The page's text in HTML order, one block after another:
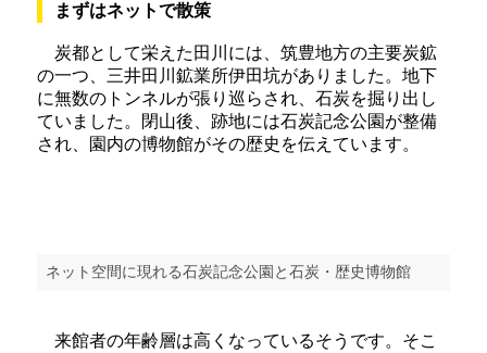
まずはネットで散策
炭都として栄えた田川には、筑豊地方の主要炭鉱
の一つ、三井田川鉱業所伊田坑がありました。地下
に無数のトンネルが張り巡らされ、石炭を掘り出し
ていました。閉山後、跡地には石炭記念公園が整備
され、園内の博物館がその歴史を伝えています。
ネット空間に現れる石炭記念公園と石炭・歴史博物館
来館者の年齢層は高くなっているそうです。そこ